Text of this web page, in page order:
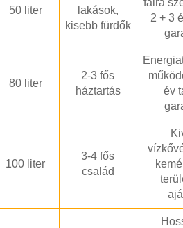
50 liter
lakások,
kisebb fürdők
falra
2 + 3
80 liter
2-3 fős
háztartás
év
100 liter
3-4 fős
család